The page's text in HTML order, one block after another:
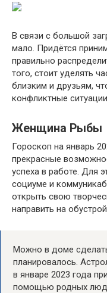
В связи с большой
мало. Придётся
правильно
того, стоит уделять
близким и друзьям,
конфликтные
Женщина Рыбы
Гороскоп на январь
прекрасные
успеха в работе. Для
социуме и
открыть свою
направить на
Можно в доме
планировалось.
в январе 2023 года
помощью родных